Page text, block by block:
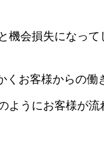
機会損失になって
くお客様からの
ようにお客様が流